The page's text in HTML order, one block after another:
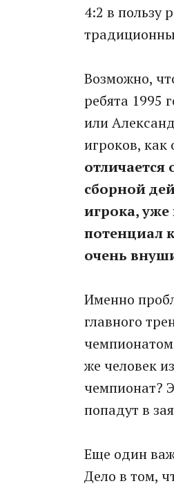
4:2 в пользу
Возможно,
ребята 1995
или
игроков,
отличается
сборной
игрока,
потенциал
очень
Именно
главного
чемпионатом
же человек
чемпионат?
попадут в
Еще один
Дело в том,